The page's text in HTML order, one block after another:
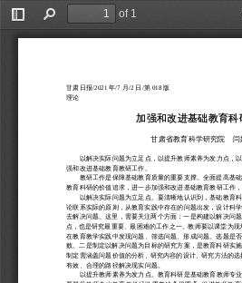
Toggle
Sidebar
Find
of 1
甘肃日报/2021 年/7 月/2 日 /第 018 版
理论
加强和改进基础教育科
甘肃省教育科学研究院 闫
以解决实际问题为立足点，以提升教师素养为发力点，
强和改进基础教育教研工作。
教研工作是保障基础教育质量的重要支撑。全面提高基
教育科研的价值追求，进一步加强和改进基础教育教研工作
以解决实际问题为立足点。要清晰地认识到，基础教育
论联系实际的原则，从教育实践中存在的问题出发，设计科
去解决问题。这里，需要关注两个方面：一是构建以解决问
点，也是研究最重要、最困难的工作之一。教师要以课堂为现
在教育教学实践中发现问题、筛选问题、形成问题。选题是
败。二是制定以解决问题为目标的研究方案，是教育科研实
制定需涵盖问题价值的分析、研究内容的设计、研究方法的选
有效、合理的路径解决现实问题。
以提升教师素养为发力点。教育科研是基础教育教师专